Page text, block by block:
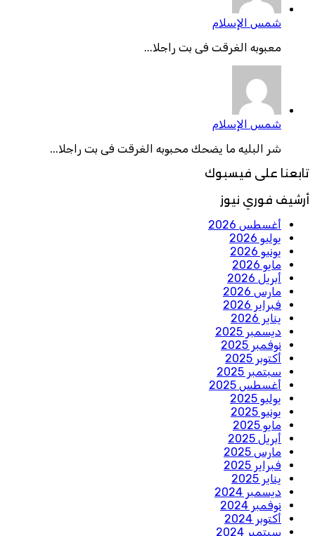
شمس الإسلام
معبوبه الغرقت فى بت راجلا...
شمس الإسلام
شر البليه ما يضحك محبوبه الغرقت فى بت راجلا...
تابعنا على فيسبوك
أرشيف فوري نيوز
أغسطس 2026
يوليو 2026
يونيو 2026
مايو 2026
أبريل 2026
مارس 2026
فبراير 2026
يناير 2026
ديسمبر 2025
نوفمبر 2025
أكتوبر 2025
سبتمبر 2025
أغسطس 2025
يوليو 2025
يونيو 2025
مايو 2025
أبريل 2025
مارس 2025
فبراير 2025
يناير 2025
ديسمبر 2024
نوفمبر 2024
أكتوبر 2024
سبتمبر 2024